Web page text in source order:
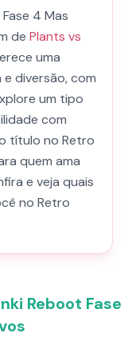
4 Mas
de Plants vs
uma
diversão, com
um tipo
com
título no Retro
quem ama
e veja quais
no Retro
Reboot Fase